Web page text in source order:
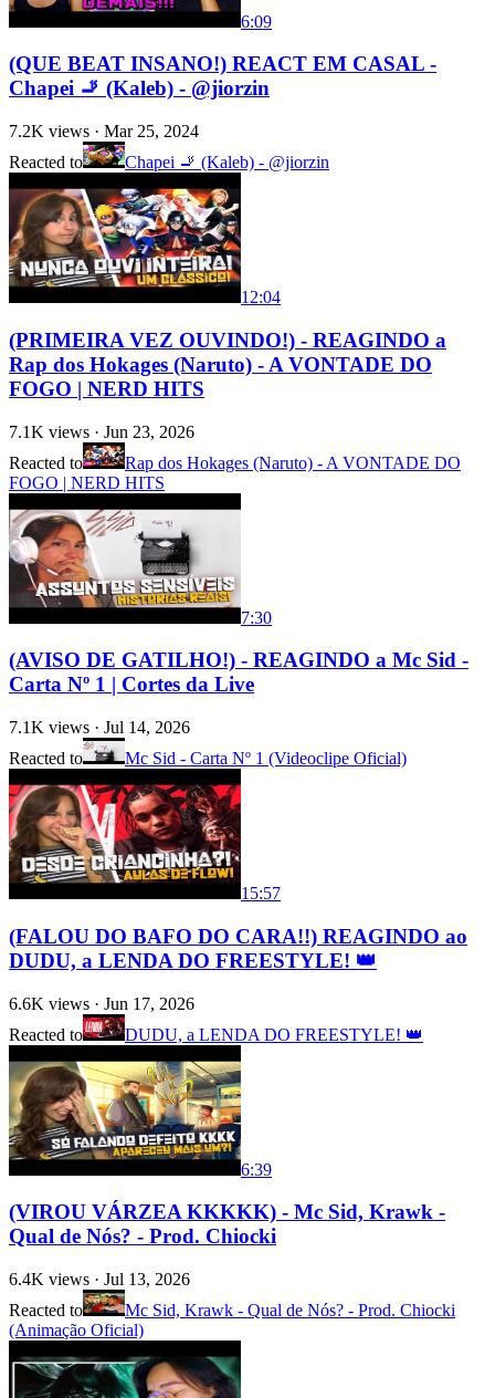
6:09
(QUE BEAT INSANO!) REACT EM CASAL -
Chapei 🚬 (Kaleb) - @jiorzin
7.2K views · Mar 25, 2024
Reacted to
Chapei 🚬 (Kaleb) - @jiorzin
12:04
(PRIMEIRA VEZ OUVINDO!) - REAGINDO a
Rap dos Hokages (Naruto) - A VONTADE DO
FOGO | NERD HITS
7.1K views · Jun 23, 2026
Reacted to
Rap dos Hokages (Naruto) - A VONTADE DO
FOGO | NERD HITS
7:30
(AVISO DE GATILHO!) - REAGINDO a Mc Sid -
Carta Nº 1 | Cortes da Live
7.1K views · Jul 14, 2026
Reacted to
Mc Sid - Carta Nº 1 (Videoclipe Oficial)
15:57
(FALOU DO BAFO DO CARA!!) REAGINDO ao
DUDU, a LENDA DO FREESTYLE! 👑
6.6K views · Jun 17, 2026
Reacted to
DUDU, a LENDA DO FREESTYLE! 👑
6:39
(VIROU VÁRZEA KKKKK) - Mc Sid, Krawk -
Qual de Nós? - Prod. Chiocki
6.4K views · Jul 13, 2026
Reacted to
Mc Sid, Krawk - Qual de Nós? - Prod. Chiocki
(Animação Oficial)